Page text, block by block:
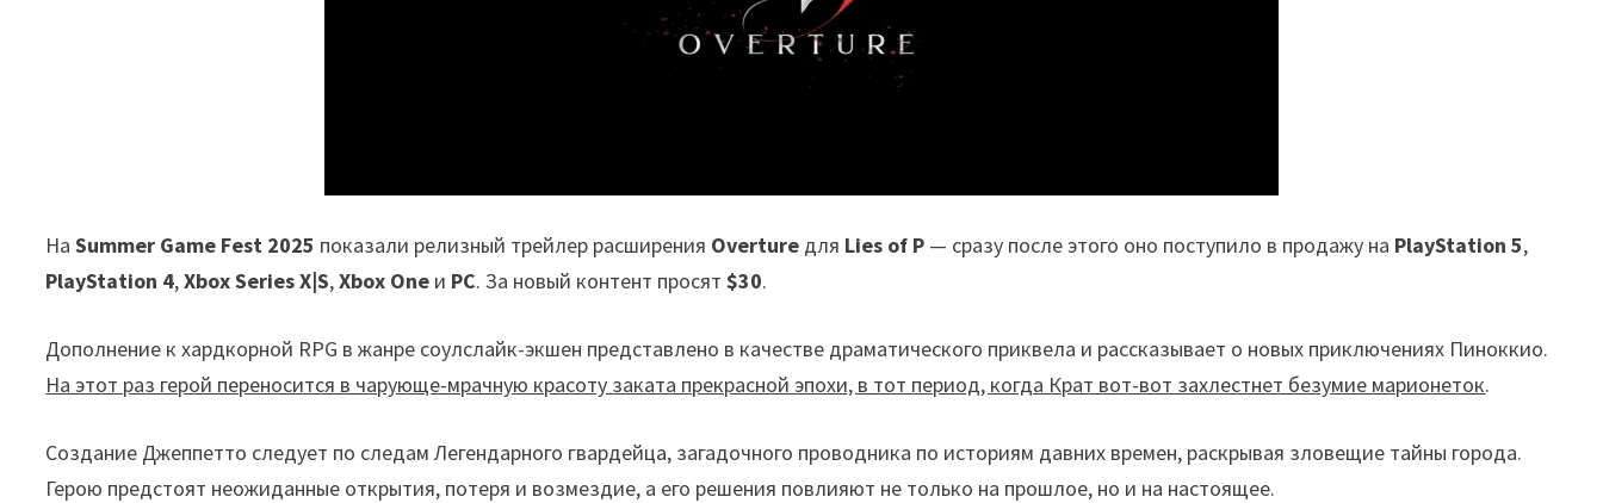
НаSummer Game Fest 2025 показали релизный трейлер расширения Overture для Lies of P — сразу после этого оно поступило в продажу на PlayStation 5,
PlayStation 4,Xbox Series X|S,Xbox One и PC. За новый контент просят $30.
Дополнение к хардкорной RPG в жанре соулслайк-экшен представлено в качестве драматического приквела и рассказывает о новых приключениях Пиноккио.
На этот раз герой переносится в чарующе-мрачную красоту заката прекрасной эпохи, в тот период, когда Крат вот-вот захлестнет безумие марионеток.
Создание Джеппетто следует по следам Легендарного гвардейца, загадочного проводника по историям давних времен, раскрывая зловещие тайны города.
Герою предстоят неожиданные открытия, потеря и возмездие, а его решения повлияют не только на прошлое, но и на настоящее.